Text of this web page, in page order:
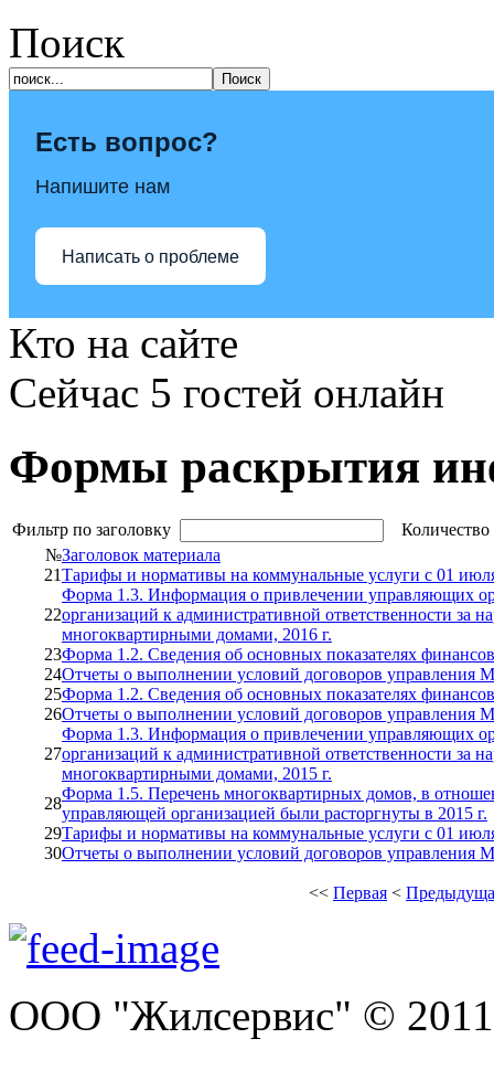
Поиск
Есть вопрос?
Напишите нам
Написать о проблеме
Кто на сайте
Сейчас 5 гостей онлайн
Формы раскрытия
Фильтр по заголовку
№Заголовок материала
21Тарифы и нормативы на коммунальные услуги с 01
22
Форма 1.3. Информация о привлечении управляющих
организаций к административной ответственности за
многоквартирными домами, 2016 г.
23Форма 1.2. Сведения об основных показателях
24Отчеты о выполнении условий договоров управления
25Форма 1.2. Сведения об основных показателях
26Отчеты о выполнении условий договоров управления
27
Форма 1.3. Информация о привлечении управляющих
организаций к административной ответственности за
многоквартирными домами, 2015 г.
28
Форма 1.5. Перечень многоквартирных домов, в
управляющей организацией были расторгнуты в 2015 г.
29Тарифы и нормативы на коммунальные услуги с 01
30Отчеты о выполнении условий договоров управления
<< Первая <
ООО "Жилсервис" © 2011